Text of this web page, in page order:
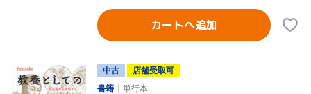
カートへ追加
中古
店舗受取可
書籍
単行本